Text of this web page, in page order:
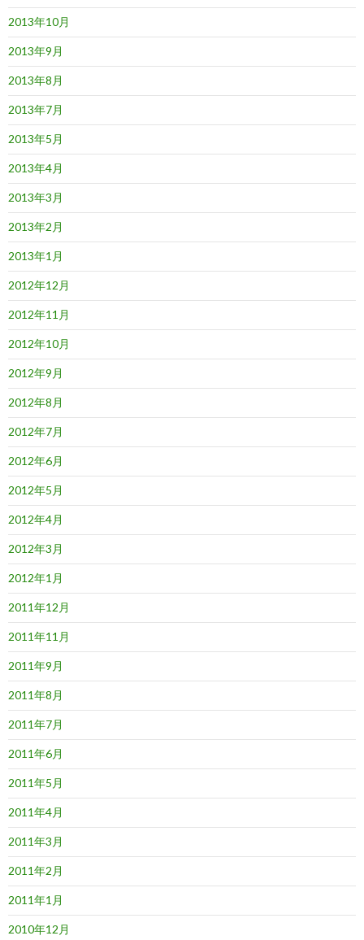
2013年10月
2013年9月
2013年8月
2013年7月
2013年5月
2013年4月
2013年3月
2013年2月
2013年1月
2012年12月
2012年11月
2012年10月
2012年9月
2012年8月
2012年7月
2012年6月
2012年5月
2012年4月
2012年3月
2012年1月
2011年12月
2011年11月
2011年9月
2011年8月
2011年7月
2011年6月
2011年5月
2011年4月
2011年3月
2011年2月
2011年1月
2010年12月